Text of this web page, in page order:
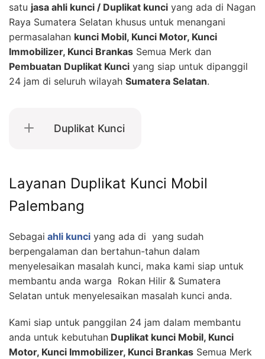
satu jasa ahli kunci / Duplikat kunci yang ada di Nagan
Raya Sumatera Selatan khusus untuk menangani
permasalahan kunci Mobil, Kunci Motor, Kunci
Immobilizer, Kunci Brankas Semua Merk dan
Pembuatan Duplikat Kunci yang siap untuk dipanggil
24 jam di seluruh wilayah Sumatera Selatan.
Duplikat Kunci
Layanan Duplikat Kunci Mobil
Palembang
Sebagai ahli kunci yang ada di yang sudah
berpengalaman dan bertahun-tahun dalam
menyelesaikan masalah kunci, maka kami siap untuk
membantu anda warga Rokan Hilir & Sumatera
Selatan untuk menyelesaikan masalah kunci anda.
Kami siap untuk panggilan 24 jam dalam membantu
anda untuk kebutuhan Duplikat kunci Mobil, Kunci
Motor, Kunci Immobilizer, Kunci Brankas Semua Merk